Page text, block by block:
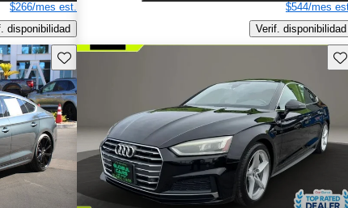
$266/mes est.
disponibilidad
$544/mes
Verif. disponibilidad
Guarda este Aviso